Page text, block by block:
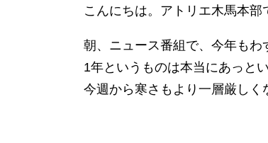
こんにちは。アトリエ木馬本部
朝、ニュース番組で、今年もわ
1年というものは本当にあっと
今週から寒さもより一層厳しく